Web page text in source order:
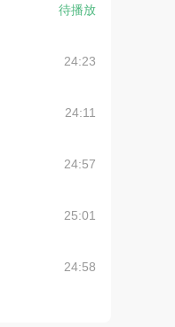
待播放
24:23
24:11
24:57
25:01
24:58